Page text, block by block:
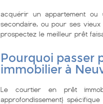
acquérir un appartement
secondaire, ou pour ses
prospectez le meilleur prêt
Pourquoi passer
immobilier à
Le courtier en prêt
approfondissement}